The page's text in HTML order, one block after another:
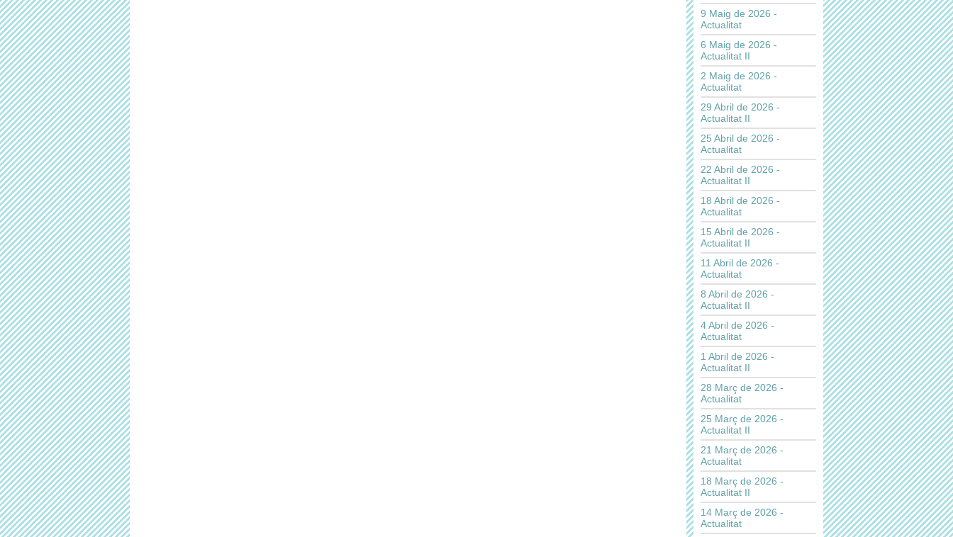
9 Maig de 2026 -
Actualitat
6 Maig de 2026 -
Actualitat II
2 Maig de 2026 -
Actualitat
29 Abril de 2026 -
Actualitat II
25 Abril de 2026 -
Actualitat
22 Abril de 2026 -
Actualitat II
18 Abril de 2026 -
Actualitat
15 Abril de 2026 -
Actualitat II
11 Abril de 2026 -
Actualitat
8 Abril de 2026 -
Actualitat II
4 Abril de 2026 -
Actualitat
1 Abril de 2026 -
Actualitat II
28 Març de 2026 -
Actualitat
25 Març de 2026 -
Actualitat II
21 Març de 2026 -
Actualitat
18 Març de 2026 -
Actualitat II
14 Març de 2026 -
Actualitat